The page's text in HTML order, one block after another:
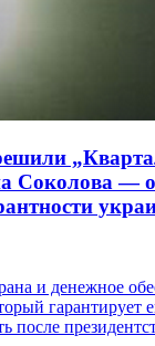
Соколова —